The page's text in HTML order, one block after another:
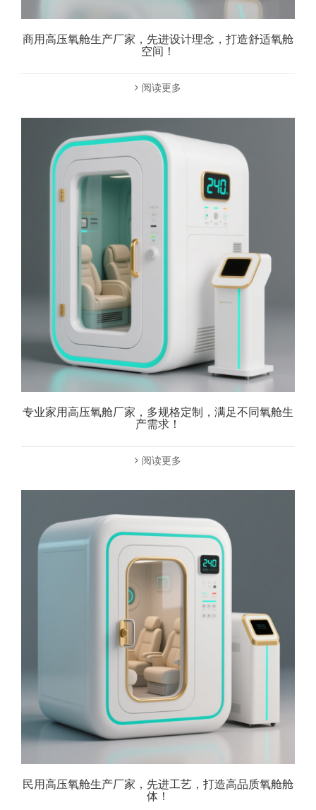
商用高压氧舱生产厂家，先进设计理念，打造舒适氧舱
空间！
阅读更多
专业家用高压氧舱厂家，多规格定制，满足不同氧舱生
产需求！
阅读更多
民用高压氧舱生产厂家，先进工艺，打造高品质氧舱舱
体！